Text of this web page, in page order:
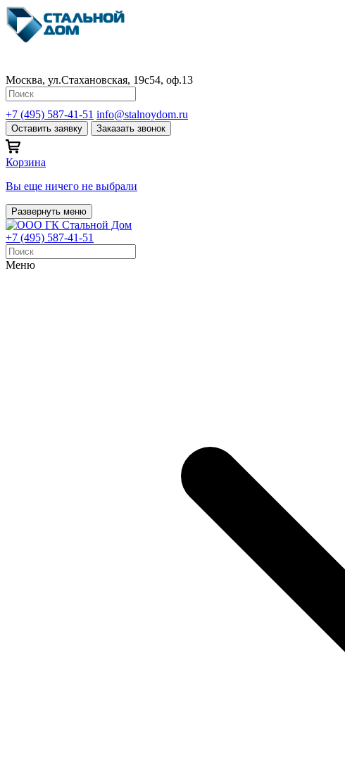
Москва, ул.Стахановская, 19с54, оф.13
+7 (495) 587-41-51 info@stalnoydom.ru
Оставить заявку Заказать звонок
Корзина
Вы еще ничего не выбрали
Развернуть меню
+7 (495) 587-41-51
Меню